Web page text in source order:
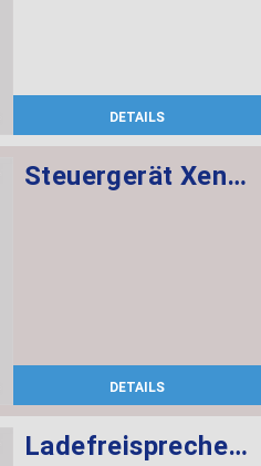
DETAILS
Steuergerät Xenon-Licht
DETAILS
Ladefreisprechelektronik High